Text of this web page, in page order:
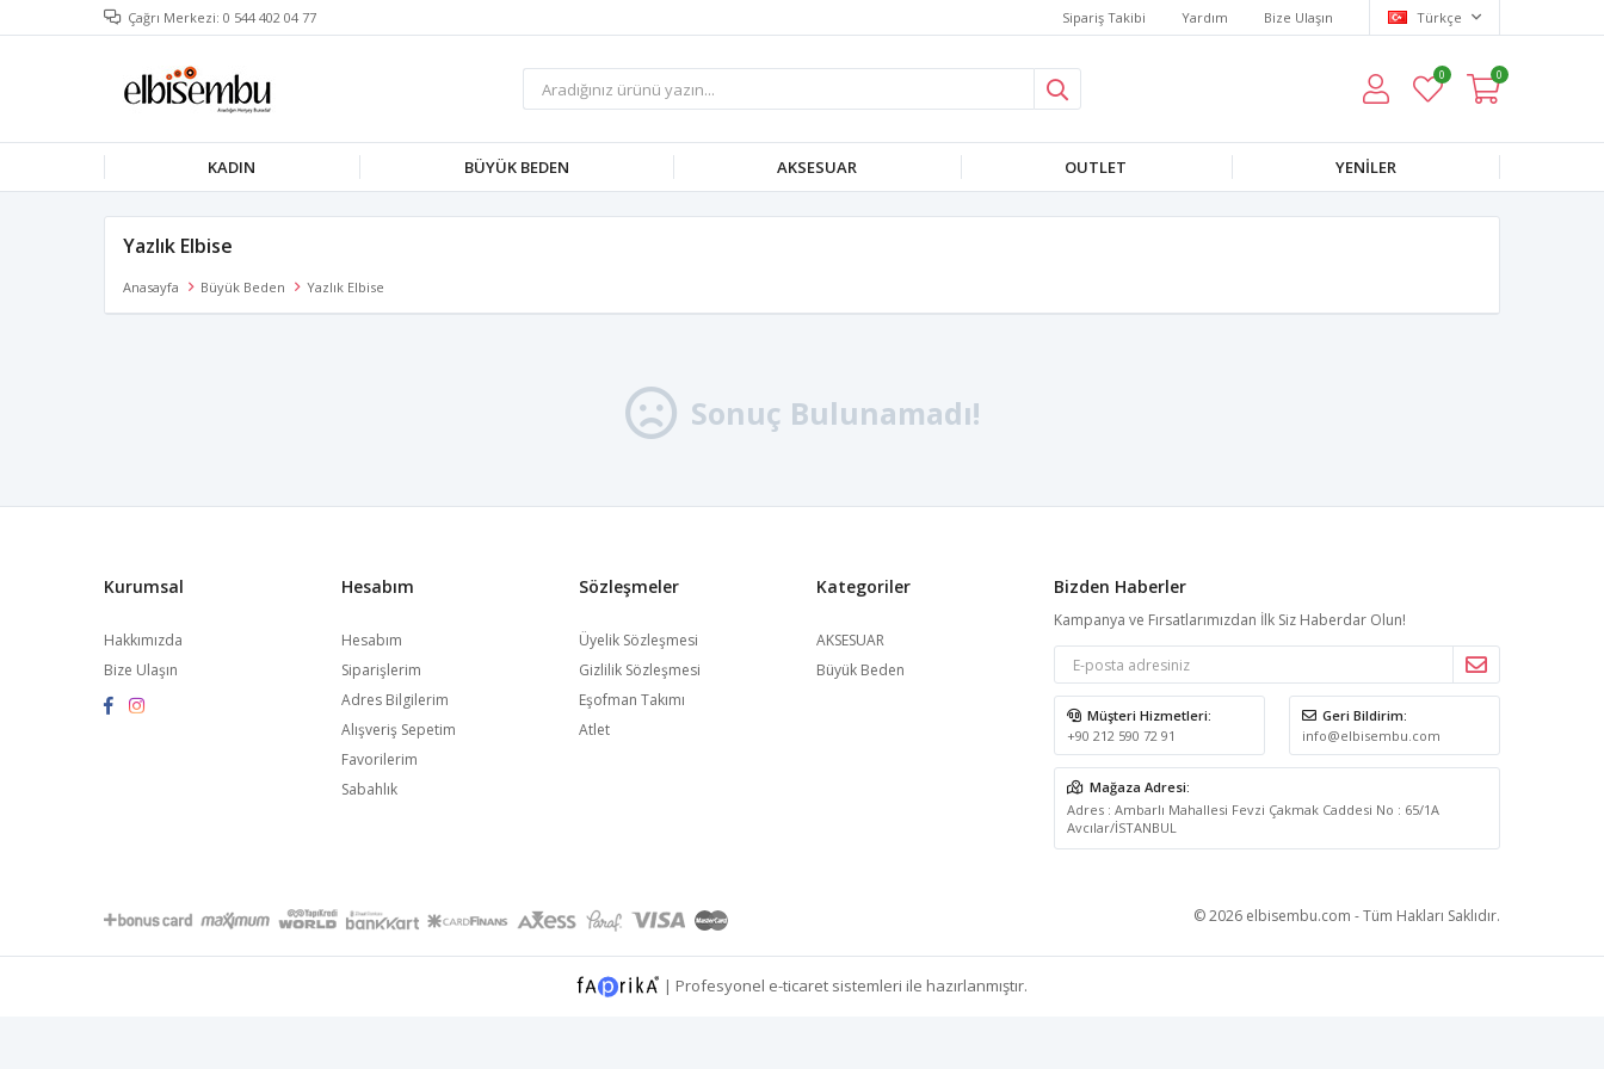
Çağrı Merkezi: 0 544 402 04 77 Sipariş Takibi Yardım Bize Ulaşın Türkçe
0 0
KADIN BÜYÜK BEDEN AKSESUAR OUTLET YENILER
Yazlık Elbise
Anasayfa Büyük Beden Yazlık Elbise
Sonuç Bulunamadı!
Kurumsal
Hakkımızda
Bize Ulaşın
Hesabım
Hesabım
Siparişlerim
Adres Bilgilerim
Alışveriş Sepetim
Favorilerim
Sabahlık
Sözleşmeler
Üyelik Sözleşmesi
Gizlilik Sözleşmesi
Eşofman Takımı
Atlet
Kategoriler
AKSESUAR
Büyük Beden
Bizden Haberler
Kampanya ve Fırsatlarımızdan İlk Siz Haberdar Olun!
Müşteri Hizmetleri:
+90 212 590 72 91
Geri Bildirim:
info@elbisembu.com
Mağaza Adresi:
Adres : Ambarlı Mahallesi Fevzi Çakmak Caddesi No : 65/1A
Avcılar/İSTANBUL
© 2026 elbisembu.com - Tüm Hakları Saklıdır.
| Profesyonel e-ticaret sistemleri ile hazırlanmıştır.